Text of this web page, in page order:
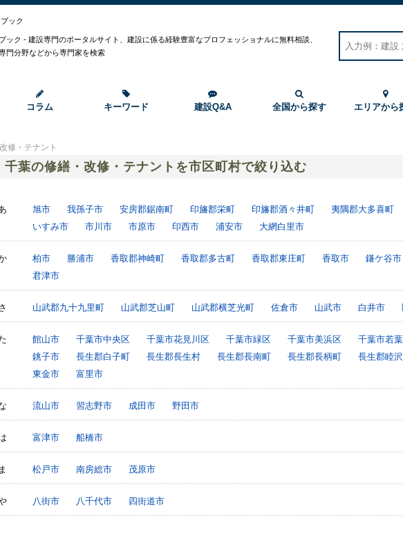
ック
ック - 建設専門のポータルサイト、建設に係る経験豊富なプロフェッショナルに無料相談、
門分野などから専門家を検索
コラム キーワード 建設Q&A 全国から探す エリアから
修・テナント
千葉の修繕・改修・テナントを市区町村で絞り込む
旭市 我孫子市 安房郡鋸南町 印旛郡栄町 印旛郡酒々井町 夷隅郡大多喜町
いすみ市
市川市 市原市 印西市 浦安市 大網白里市
柏市 勝浦市 香取郡神崎町 香取郡多古町 香取郡東庄町 香取市 鎌ケ谷市
君津市
山武郡九十九里町 山武郡芝山町 山武郡横芝光町 佐倉市 山武市 白井市
館山市 千葉市中央区 千葉市花見川区 千葉市緑区 千葉市美浜区 千葉市若
銚子市
長生郡白子町 長生郡長生村 長生郡長南町 長生郡長柄町 長生郡睦
東金市
富里市
流山市 習志野市 成田市 野田市
富津市 船橋市
ま 松戸市 南房総市 茂原市
八街市 八千代市 四街道市